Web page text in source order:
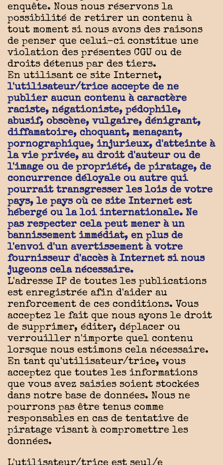
enquête. Nous nous réservons la
possibilité de retirer un contenu à
tout moment si nous avons des raisons
de penser que celui-ci constitue une
violation des présentes CGU ou de
droits détenus par des tiers.
En utilisant ce site Internet,
l'utilisateur/trice accepte de ne
publier aucun contenu à caractère
raciste, négationiste, pédophile,
abusif, obscène, vulgaire, dénigrant,
diffamatoire, choquant, menaçant,
pornographique, injurieux, d'atteinte à
la vie privée, au droit d'auteur ou de
l'image ou de propriété, de piratage, de
concurrence déloyale ou autre qui
pourrait transgresser les lois de votre
pays, le pays où ce site Internet est
hébergé ou la loi internationale. Ne
pas respecter cela peut mener à un
bannissement immédiat, en plus de
l'envoi d'un avertissement à votre
fournisseur d'accès à Internet si nous
jugeons cela nécessaire.
L'adresse IP de toutes les publications
est enregistrée afin d'aider au
renforcement de ces conditions. Vous
acceptez le fait que nous ayons le droit
de supprimer, éditer, déplacer ou
verrouiller n'importe quel contenu
lorsque nous estimons cela nécessaire.
En tant qu'utilisateur/trice, vous
acceptez que toutes les informations
que vous avez saisies soient stockées
dans notre base de données. Nous ne
pourrons pas être tenus comme
responsables en cas de tentative de
piratage visant à compromettre les
données.